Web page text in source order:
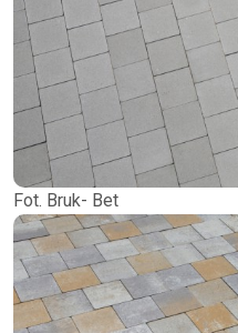
Fot. Bruk- Bet